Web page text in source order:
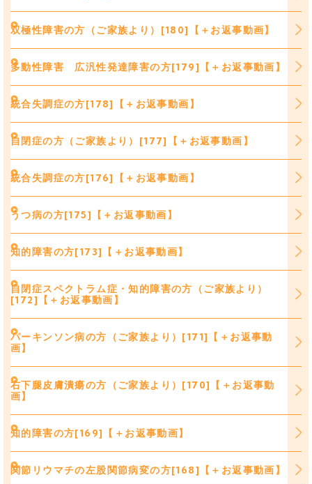
双極性障害の方（ご家族より）[180]【＋お返事動画】
多動性障害 広汎性発達障害の方[179]【＋お返事動画】
統合失調症の方[178]【＋お返事動画】
自閉症の方（ご家族より）[177]【＋お返事動画】
統合失調症の方[176]【＋お返事動画】
うつ病の方[175]【＋お返事動画】
知的障害の方[173]【＋お返事動画】
自閉症スペクトラム症・知的障害の方（ご家族より）
[172]【＋お返事動画】
パーキンソン病の方（ご家族より）[171]【＋お返事動
画】
右下腿皮膚潰瘍の方（ご家族より）[170]【＋お返事動
画】
知的障害の方[169]【＋お返事動画】
関節リウマチの左股関節病変の方[168]【＋お返事動画】